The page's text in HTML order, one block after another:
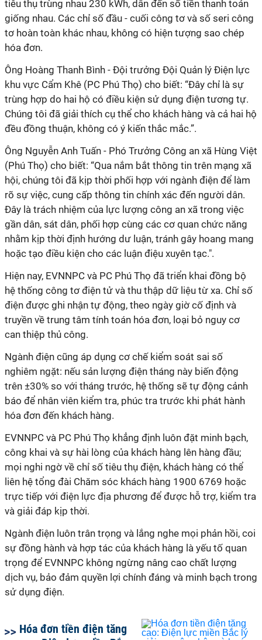
tiêu thụ trùng nhau 230 kWh, dẫn đến số tiền thanh toán
giống nhau. Các chỉ số đầu - cuối công tơ và số seri công
tơ hoàn toàn khác nhau, không có hiện tượng sao chép
hóa đơn.
Ông Hoàng Thanh Bình - Đội trưởng Đội Quản lý Điện lực
khu vực Cẩm Khê (PC Phú Thọ) cho biết: “Đây chỉ là sự
trùng hợp do hai hộ có điều kiện sử dụng điện tương tự.
Chúng tôi đã giải thích cụ thể cho khách hàng và cả hai hộ
đều đồng thuận, không có ý kiến thắc mắc.”.
Ông Nguyễn Anh Tuấn - Phó Trưởng Công an xã Hùng Việt
(Phú Thọ) cho biết: “Qua nắm bắt thông tin trên mạng xã
hội, chúng tôi đã kịp thời phối hợp với ngành điện để làm
rõ sự việc, cung cấp thông tin chính xác đến người dân.
Đây là trách nhiệm của lực lượng công an xã trong việc
gần dân, sát dân, phối hợp cùng các cơ quan chức năng
nhằm kịp thời định hướng dư luận, tránh gây hoang mang
hoặc tạo điều kiện cho các luận điệu xuyên tạc.".
Hiện nay, EVNNPC và PC Phú Thọ đã triển khai đồng bộ
hệ thống công tơ điện tử và thu thập dữ liệu từ xa. Chỉ số
điện được ghi nhận tự động, theo ngày giờ cố định và
truyền về trung tâm tính toán hóa đơn, loại bỏ nguy cơ
can thiệp thủ công.
Ngành điện cũng áp dụng cơ chế kiểm soát sai số
nghiêm ngặt: nếu sản lượng điện tháng này biến động
trên ±30% so với tháng trước, hệ thống sẽ tự động cảnh
báo để nhân viên kiểm tra, phúc tra trước khi phát hành
hóa đơn đến khách hàng.
EVNNPC và PC Phú Thọ khẳng định luôn đặt minh bạch,
công khai và sự hài lòng của khách hàng lên hàng đầu;
mọi nghi ngờ về chỉ số tiêu thụ điện, khách hàng có thể
liên hệ tổng đài Chăm sóc khách hàng 1900 6769 hoặc
trực tiếp với điện lực địa phương để được hỗ trợ, kiểm tra
và giải đáp kịp thời.
Ngành điện luôn trân trọng và lắng nghe mọi phản hồi, coi
sự đồng hành và hợp tác của khách hàng là yếu tố quan
trọng để EVNNPC không ngừng nâng cao chất lượng
dịch vụ, bảo đảm quyền lợi chính đáng và minh bạch trong
sử dụng điện.
Hóa đơn tiền điện tăng